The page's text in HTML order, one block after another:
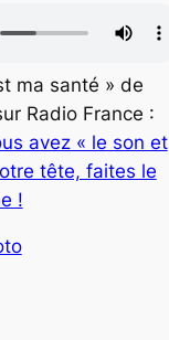
ma santé » de
Radio France :
avez « le son et
tête, faites le
!